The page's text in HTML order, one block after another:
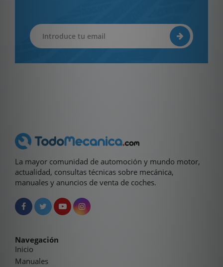
La mayor comunidad de automoción y mundo motor,
actualidad, consultas técnicas sobre mecánica,
manuales y anuncios de venta de coches.
Navegación
Inicio
Manuales